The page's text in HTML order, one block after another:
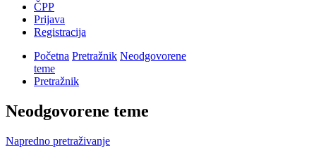
ČPP
Prijava
Registracija
Početna Pretražnik Neodgovorene
teme
Pretražnik
Neodgovorene teme
Napredno pretraživanje